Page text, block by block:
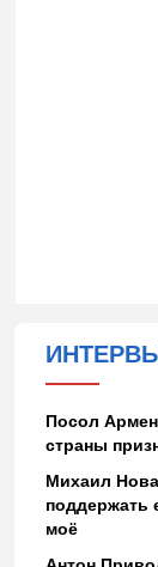
Посол
страны
Михаил
поддержать
моё